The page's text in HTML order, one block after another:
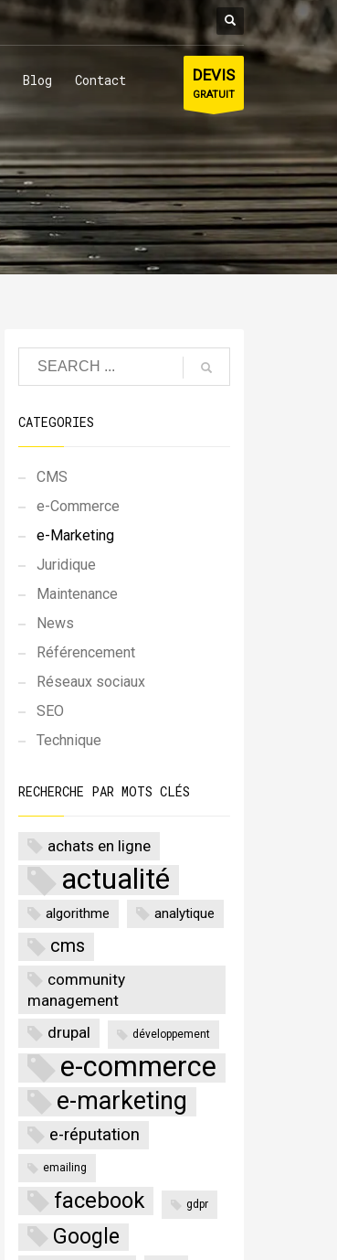
Blog Contact DEVIS
GRATUIT
CATEGORIES
CMS
e-Commerce
e-Marketing
Juridique
Maintenance
News
Référencement
Réseaux sociaux
SEO
Technique
RECHERCHE PAR MOTS CLÉS
achats en ligne
actualité
algorithme analytique
cms
community
management
drupal
développement
e-commerce
e-marketing
e-réputation
emailing
facebook gdpr
Google